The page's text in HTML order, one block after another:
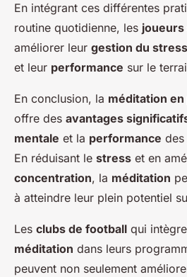
En intégrant ces différentes
routine quotidienne, les
améliorer leur gestion du stress
et leur performance sur le
En conclusion, la méditation
offre des avantages
mentale et la performance des
En réduisant le stress et en
concentration, la méditation
à atteindre leur plein potentiel
Les clubs de football qui
méditation dans leurs
peuvent non seulement